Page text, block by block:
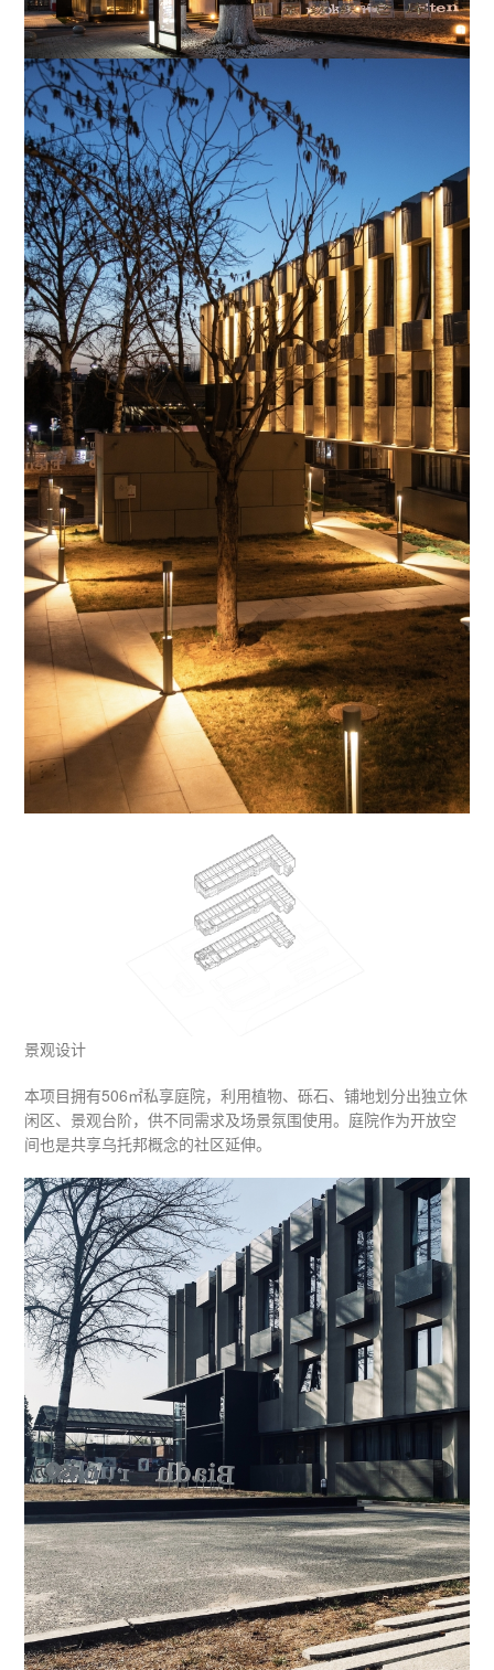
景观设计
本项目拥有506㎡私享庭院，利用植物、砾石、铺地划分出独立休
闲区、景观台阶，供不同需求及场景氛围使用。庭院作为开放空
间也是共享乌托邦概念的社区延伸。